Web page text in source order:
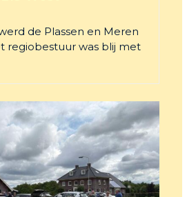
de Plassen en Meren
regiobestuur was blij met